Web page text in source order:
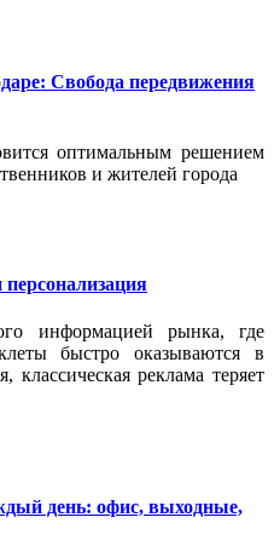
Свобода передвижения
оптимальным решением
и жителей города
информацией рынка, где
быстро оказываются в
классическая реклама теряет
день: офис, выходные,